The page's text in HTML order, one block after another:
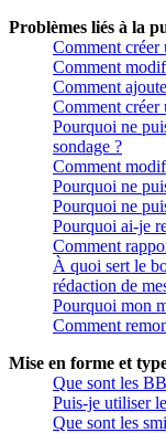
Problèmes liés à la
Comment créer
Comment
Comment
Comment créer
Pourquoi ne
sondage ?
Comment
Pourquoi ne
Pourquoi ne
Pourquoi ai-je
Comment
À quoi sert le
rédaction de
Pourquoi mon
Comment
Mise en forme et
Que sont les
Puis-je utiliser
Que sont les